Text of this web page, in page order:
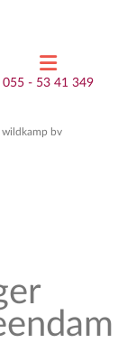
055 - 53 41 349
wildkamp bv